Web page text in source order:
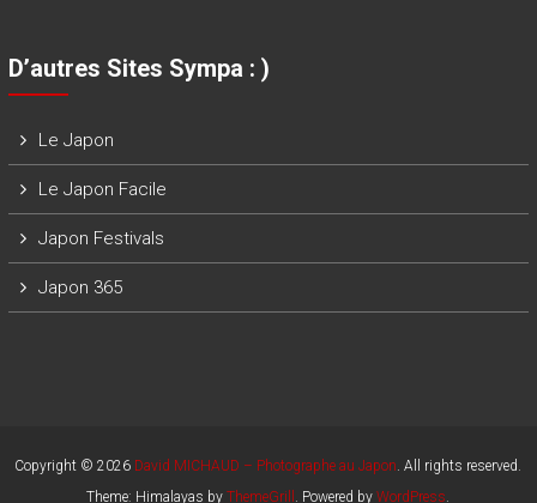
D’autres Sites Sympa : )
Le Japon
Le Japon Facile
Japon Festivals
Japon 365
Copyright © 2026 David MICHAUD – Photographe au Japon. All rights reserved.
Theme: Himalayas byThemeGrill . Powered byWordPress.